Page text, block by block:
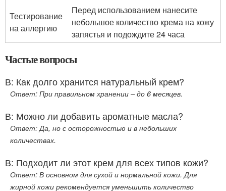
Тестирование
на аллергию
Перед использованием нанесите
небольшое количество крема на кожу
запястья и подождите 24 часа
Частые вопросы
В: Как долго хранится натуральный крем?
Ответ: При правильном хранении – до 6 месяцев.
В: Можно ли добавить ароматные масла?
Ответ: Да, но с осторожностью и в небольших
количествах.
В: Подходит ли этот крем для всех типов кожи?
Ответ: В основном для сухой и нормальной кожи. Для
жирной кожи рекомендуется уменьшить количество